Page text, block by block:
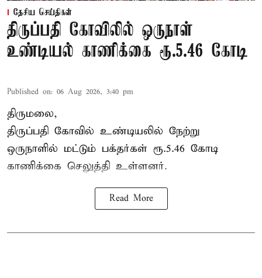
தேசிய செய்திகள்
திருப்பதி கோவிலில் ஒருநாள்
உண்டியல் காணிக்கை ரூ.5.46 கோடி
Published on: 06 Aug 2026, 3:40 pm
திருமலை,
திருப்பதி கோவில் உண்டியலில் நேற்று
ஒருநாளில் மட்டும் பக்தர்கள் ரூ.5.46 கோடி
காணிக்கை செலுத்தி உள்ளனர்.
Read More